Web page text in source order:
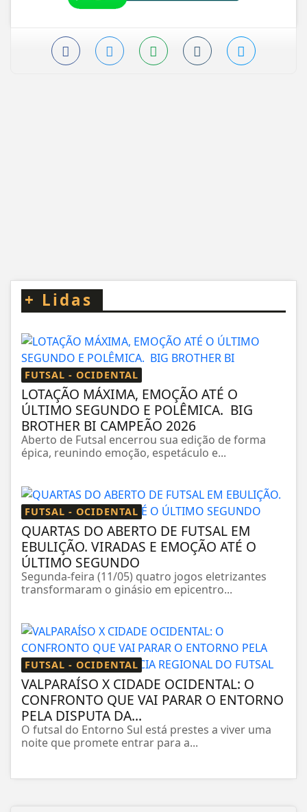
+ Lidas
FUTSAL - OCIDENTAL
LOTAÇÃO MÁXIMA, EMOÇÃO ATÉ O
ÚLTIMO SEGUNDO E POLÊMICA. BIG
BROTHER BI CAMPEÃO 2026
Aberto de Futsal encerrou sua edição de forma
épica, reunindo emoção, espetáculo e...
FUTSAL - OCIDENTAL
QUARTAS DO ABERTO DE FUTSAL EM
EBULIÇÃO. VIRADAS E EMOÇÃO ATÉ O
ÚLTIMO SEGUNDO
Segunda-feira (11/05) quatro jogos eletrizantes
transformaram o ginásio em epicentro...
FUTSAL - OCIDENTAL
VALPARAÍSO X CIDADE OCIDENTAL: O
CONFRONTO QUE VAI PARAR O ENTORNO
PELA DISPUTA DA...
O futsal do Entorno Sul está prestes a viver uma
noite que promete entrar para a...